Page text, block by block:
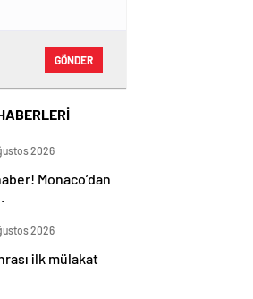
GÖNDER
2026
Monaco’dan
2026
ilk mülakat